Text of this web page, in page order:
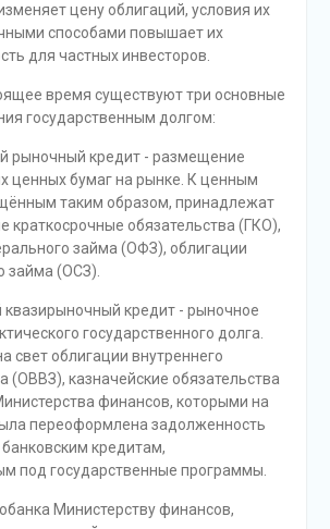
цену облигаций, условия их
способами повышает их
для частных инвесторов.
время существуют три основные
государственным долгом:
рыночный кредит - размещение
ценных бумаг на рынке. К ценным
таким образом, принадлежат
краткосрочные обязательства (ГКО),
займа (ОФЗ), облигации
займа (ОСЗ).
кредит - рыночное
государственного долга.
свет облигации внутреннего
(ОВВЗ), казначейские обязательства
финансов, которыми на
переоформлена задолженность
кредитам,
под государственные программы.
Министерству финансов,